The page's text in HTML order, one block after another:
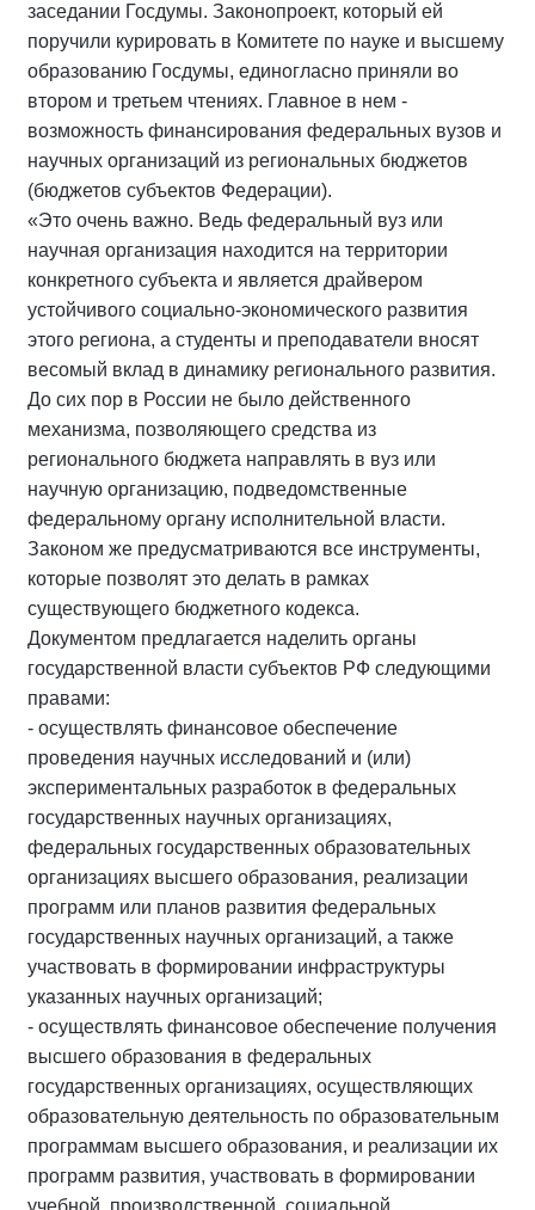
заседании Госдумы. Законопроект, который ей
поручили курировать в Комитете по науке и высшему
образованию Госдумы, единогласно приняли во
втором и третьем чтениях. Главное в нем -
возможность финансирования федеральных вузов и
научных организаций из региональных бюджетов
(бюджетов субъектов Федерации).
«Это очень важно. Ведь федеральный вуз или
научная организация находится на территории
конкретного субъекта и является драйвером
устойчивого социально-экономического развития
этого региона, а студенты и преподаватели вносят
весомый вклад в динамику регионального развития.
До сих пор в России не было действенного
механизма, позволяющего средства из
регионального бюджета направлять в вуз или
научную организацию, подведомственные
федеральному органу исполнительной власти.
Законом же предусматриваются все инструменты,
которые позволят это делать в рамках
существующего бюджетного кодекса.
Документом предлагается наделить органы
государственной власти субъектов РФ следующими
правами:
- осуществлять финансовое обеспечение
проведения научных исследований и (или)
экспериментальных разработок в федеральных
государственных научных организациях,
федеральных государственных образовательных
организациях высшего образования, реализации
программ или планов развития федеральных
государственных научных организаций, а также
участвовать в формировании инфраструктуры
указанных научных организаций;
- осуществлять финансовое обеспечение получения
высшего образования в федеральных
государственных организациях, осуществляющих
образовательную деятельность по образовательным
программам высшего образования, и реализации их
программ развития, участвовать в формировании
учебной, производственной, социальной